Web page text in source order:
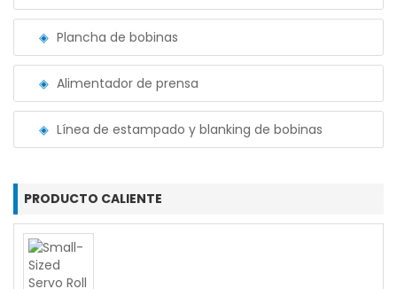
Plancha de bobinas
Alimentador de prensa
Línea de estampado y blanking de bobinas
PRODUCTO CALIENTE